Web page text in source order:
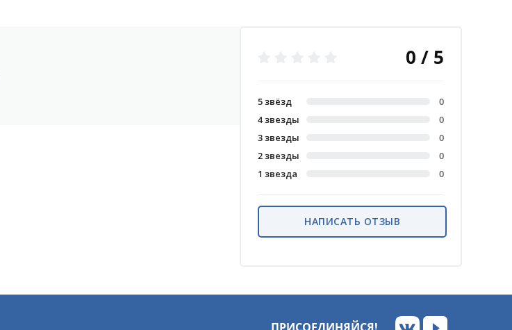
0 / 5
5 звёзд
0
4 звезды
0
3 звезды
0
2 звезды
0
1 звезда
0
НАПИСАТЬ ОТЗЫВ